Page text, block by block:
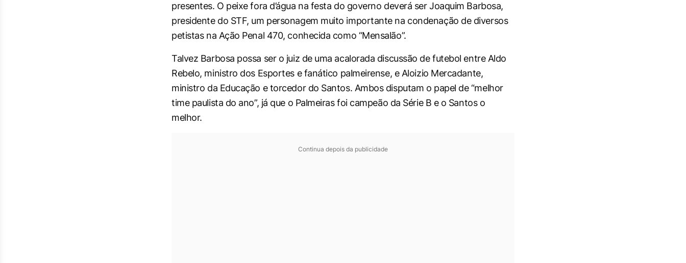
presentes. O peixe fora d’água na festa do governo deverá ser Joaquim Barbosa,
presidente do STF, um personagem muito importante na condenação de diversos
petistas na Ação Penal 470, conhecida como “Mensalão”.
Talvez Barbosa possa ser o juiz de uma acalorada discussão de futebol entre Aldo
Rebelo, ministro dos Esportes e fanático palmeirense, e Aloizio Mercadante,
ministro da Educação e torcedor do Santos. Ambos disputam o papel de “melhor
time paulista do ano”, já que o Palmeiras foi campeão da Série B e o Santos o
melhor.
Continua depois da publicidade